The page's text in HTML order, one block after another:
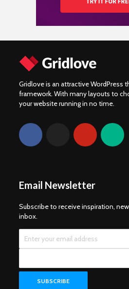
Gridlove is an attractive WordPress
framework. With many layouts to
your website running in no time.
Email Newsletter
Subscribe to receive inspiration,
inbox.